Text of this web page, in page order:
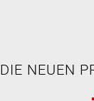
DIE NEUEN